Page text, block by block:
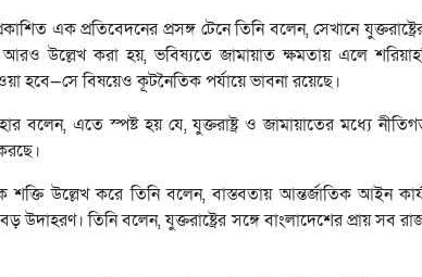
এক প্রতিবেদনের প্রসঙ্গ টেনে তিনি বলেন, সেখানে
উল্লেখ করা হয়, ভবিষ্যতে জামায়াত ক্ষমতায় এলে
হবে—সে বিষয়েও কূটনৈতিক পর্যায়ে ভাবনা রয়েছে।
বলেন, এতে স্পষ্ট হয় যে, যুক্তরাষ্ট্র ও জামায়াতের মধ্যে
শক্তি উল্লেখ করে তিনি বলেন, বাস্তবতায় আন্তর্জাতিক আইন
উদাহরণ। তিনি বলেন, যুক্তরাষ্ট্রের সঙ্গে বাংলাদেশের প্রায়